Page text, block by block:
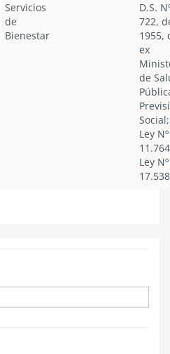
Servicios
de
Bienestar
D.S.
722,
1955,
ex
de
Social;
Ley Nº
Ley Nº
17.538